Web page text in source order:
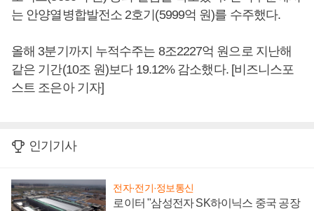
는 안양열병합발전소 2호기(5999억 원)를 수주했다.
올해 3분기까지 누적수주는 8조2227억 원으로 지난해
같은 기간(10조 원)보다 19.12% 감소했다. [비즈니스포
스트 조은아 기자]
인기기사
전자·전기·정보통신
로이터 "삼성전자 SK하이닉스 중국 공장